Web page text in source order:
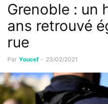
Grenoble : un
ans retrouvé
rue
Par Youcef - 23/02/2021